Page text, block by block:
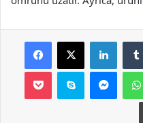
Facebook
X
Pocket Skype